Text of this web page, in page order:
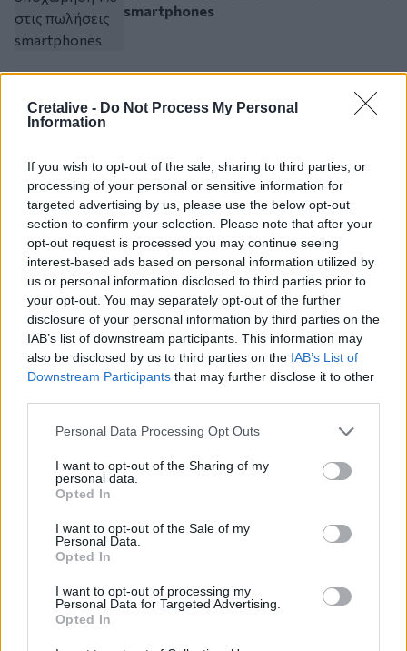
Cretalive - Do Not Process My Personal
Information
If you wish to opt-out of the sale, sharing to third parties, or
processing of your personal or sensitive information for
targeted advertising by us, please use the below opt-out
section to confirm your selection. Please note that after your
opt-out request is processed you may continue seeing
interest-based ads based on personal information utilized by
us or personal information disclosed to third parties prior to
your opt-out. You may separately opt-out of the further
disclosure of your personal information by third parties on the
IAB’s list of downstream participants. This information may
also be disclosed by us to third parties on the IAB’s List of
Downstream Participants that may further disclose it to other
Personal Data Processing Opt Outs
I want to opt-out of the Sharing of my
personal data.
Opted In
I want to opt-out of the Sale of my
Personal Data.
Opted In
I want to opt-out of processing my
Personal Data for Targeted Advertising.
Opted In
smartphones
Σελιδοποίηση
Προηγούμενη σελίδα
Current page
1 Next page
Ροή ειδήσεων Δημοφιλή
12:39
ΕΧΠ-ΒΕ: Το «Ενιαίο Πλαίσιο» που Κατακερματίζει τη
Βιομηχανία - Η σημασία των παρεμβάσεων του ΠΑΣΕΒΙΠΕ
12:32
Το Μουσείο Μόδας στο Μπαθ έλαβε 7,2 εκ. λίρες για τη
παράσταση "Donna Nobis Pace - Echoes of Hope"» -
Κατάμεστο το "Μάνος Χατζιδάκις"
Ο Ντ. Τραμπ αρνείται ότι αντιμετωπίζει έλλειψη
Οι φίλοι της ΑΕΚ κάνουν … ανάρπαστα τα εισιτήρια του
Super Cup με τον ΟΦΗ!